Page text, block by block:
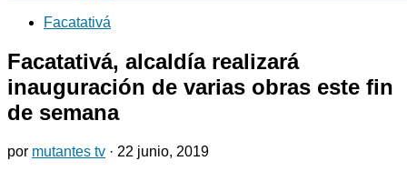
Facatativá
Facatativá, alcaldía realizará
inauguración de varias obras este fin
de semana
por mutantes tv · 22 junio, 2019